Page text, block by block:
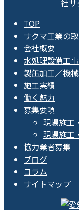
TOP
サクマ工業の
会社概要
水処理設備工事
製缶加工／機
施工実績
働く魅力
募集要項
現場施工
現場施工
協力業者募集
ブログ
コラム
サイトマップ